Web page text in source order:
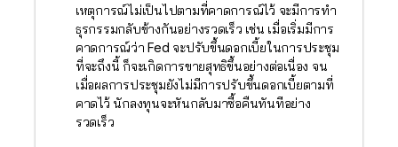
เหตุการณ์ไม่เป็นไปตามที่คาดการณ์ไว้ จะมีการทำ
ธุรกรรมกลับข้างกันอย่างรวดเร็ว เช่น เมื่อเริ่มมีการ
คาดการณ์ว่า Fed จะปรับขึ้นดอกเบี้ยในการประชุม
ที่จะถึงนี้ ก็จะเกิดการขายสุทธิขึ้นอย่างต่อเนื่อง จน
เมื่อผลการประชุมยังไม่มีการปรับขึ้นดอกเบี้ยตามที่
คาดไว้ นักลงทุนจะหันกลับมาซื้อคืนทันทีอย่าง
รวดเร็ว